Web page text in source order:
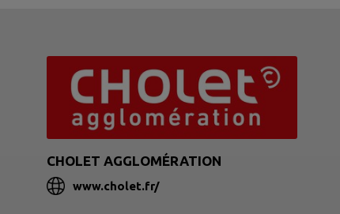
CHOLET AGGLOMÉRATION
www.cholet.fr/